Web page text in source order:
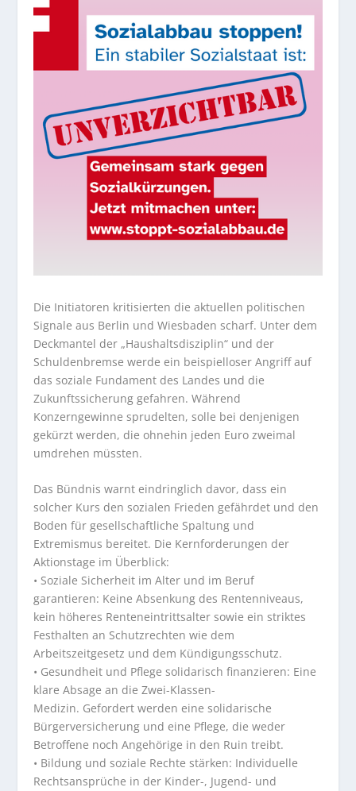
Die Initiatoren kritisierten die aktuellen politischen
Signale aus Berlin und Wiesbaden scharf. Unter dem
Deckmantel der „Haushaltsdisziplin“ und der
Schuldenbremse werde ein beispielloser Angriff auf
das soziale Fundament des Landes und die
Zukunftssicherung gefahren. Während
Konzerngewinne sprudelten, solle bei denjenigen
gekürzt werden, die ohnehin jeden Euro zweimal
umdrehen müssten.
Das Bündnis warnt eindringlich davor, dass ein
solcher Kurs den sozialen Frieden gefährdet und den
Boden für gesellschaftliche Spaltung und
Extremismus bereitet. Die Kernforderungen der
Aktionstage im Überblick:
• Soziale Sicherheit im Alter und im Beruf
garantieren: Keine Absenkung des Rentenniveaus,
kein höheres Renteneintrittsalter sowie ein striktes
Festhalten an Schutzrechten wie dem
Arbeitszeitgesetz und dem Kündigungsschutz.
• Gesundheit und Pflege solidarisch finanzieren: Eine
klare Absage an die Zwei-Klassen-
Medizin. Gefordert werden eine solidarische
Bürgerversicherung und eine Pflege, die weder
Betroffene noch Angehörige in den Ruin treibt.
• Bildung und soziale Rechte stärken: Individuelle
Rechtsansprüche in der Kinder-, Jugend- und